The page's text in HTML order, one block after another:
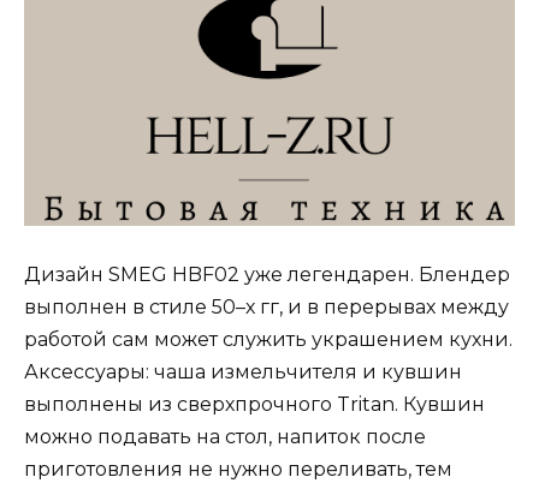
Дизайн SMEG HBF02 уже легендарен. Блендер
выполнен в стиле 50–х гг, и в перерывах между
работой сам может служить украшением кухни.
Аксессуары: чаша измельчителя и кувшин
выполнены из сверхпрочного Tritan. Кувшин
можно подавать на стол, напиток после
приготовления не нужно переливать, тем